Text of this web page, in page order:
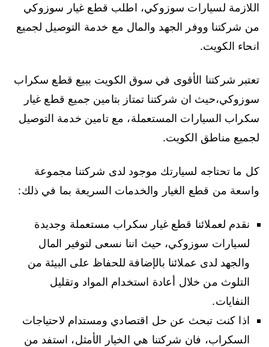
اللازمة لسيارات سوزوكي، اطلب قطع غيار سوزوكي
من شركتنا ووفر الجهد والمال مع خدمة التوصيل لجميع
انحاء الكويت.
تعتبر شركتنا الأقوى في سوق الكويت ببيع قطع سكراب
سوزوكي،حيث ان شركتنا تمتاز بتامين جميع قطع غيار
سكراب السيارات المستعملة، مع تامين خدمة التوصيل
لجميع مناطق الكويت.
كل ما تحتاجه لسيارتك موجود لدى شركتنا مجموعة
واسعة من قطع الغيار والخدمات السريعة بما في ذلك:
نقدم لعملائنا قطع غيار سكراب مستعملة وجديدة
لسيارات سوزوكي، حيث اننا نسعى لتوفير المال
والجهد لدى عملائنا بالإضافة للحفاظ على البيئة من
التلوث من خلال أعادة استخدام المواد وتقليل
النفايات.
اذا كنت تبحث عن حل اقتصادي ومستدام لاحتياجات
السكراب، فان شركتنا هي الخيار الأمثل، استفد من